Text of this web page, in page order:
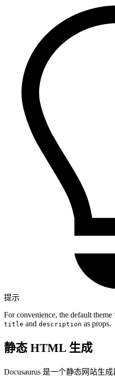
提示
For convenience, the default theme
title and description as props.
静态 HTML 生成
Docusaurus 是一个静态网站生